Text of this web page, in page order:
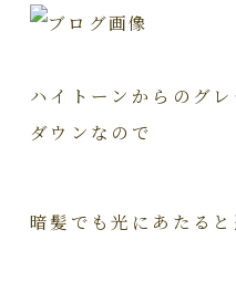
ハイトーンからのグ
ダウンなので
暗髪でも光にあたる